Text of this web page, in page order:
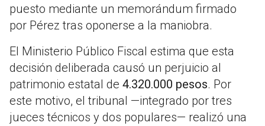
puesto mediante un memorándum firmado
por Pérez tras oponerse a la maniobra.
El Ministerio Público Fiscal estima que esta
decisión deliberada causó un perjuicio al
patrimonio estatal de 4.320.000 pesos. Por
este motivo, el tribunal —integrado por tres
jueces técnicos y dos populares— realizó una